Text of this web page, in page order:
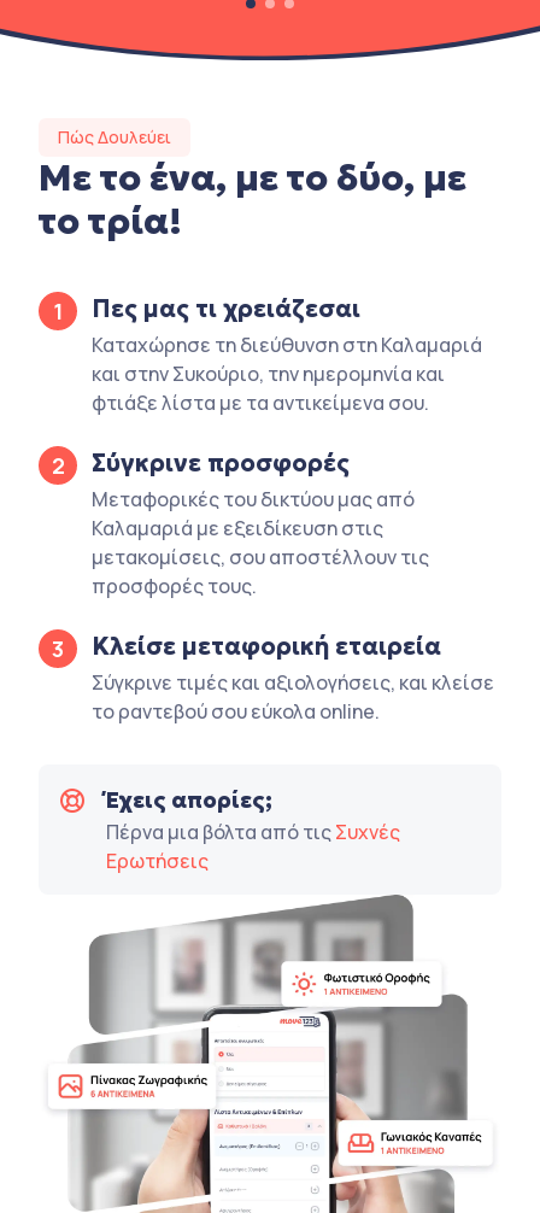
Πώς Δουλεύει
Με το ένα, με το δύο, με
το τρία!
1 Πες μας τι χρειάζεσαι
Καταχώρησε τη διεύθυνση στη Καλαμαριά
και στην Συκούριο, την ημερομηνία και
φτιάξε λίστα με τα αντικείμενα σου.
2 Σύγκρινε προσφορές
Μεταφορικές του δικτύου μας από
Καλαμαριά με εξειδίκευση στις
μετακομίσεις, σου αποστέλλουν τις
προσφορές τους.
3 Κλείσε μεταφορική εταιρεία
Σύγκρινε τιμές και αξιολογήσεις, και κλείσε
το ραντεβού σου εύκολα online.
Έχεις απορίες;
Πέρνα μια βόλτα από τιςΣυχνές
Ερωτήσεις